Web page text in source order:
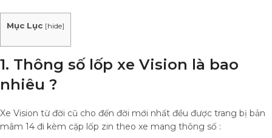
Mục Lục [hide]
1. Thông số lốp xe Vision là bao
nhiêu ?
Xe Vision từ đời cũ cho đến đời mới nhất đều được trang bị bản
mâm 14 đi kèm cặp lốp zin theo xe mang thông số :